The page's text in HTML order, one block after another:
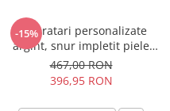
-15%
Set bratari personalizate
argint, snur impletit piele
naturala - Cadou Nunta
467,00 RON
396,95 RON